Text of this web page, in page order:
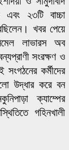
২৩টি বাচ্চা
খবর পেয়ে
লাভারস অব
সংরক্ষণ ও
কর্মীদের
উদ্ধার করে বন
ক্যাম্পের
গহিনখালী